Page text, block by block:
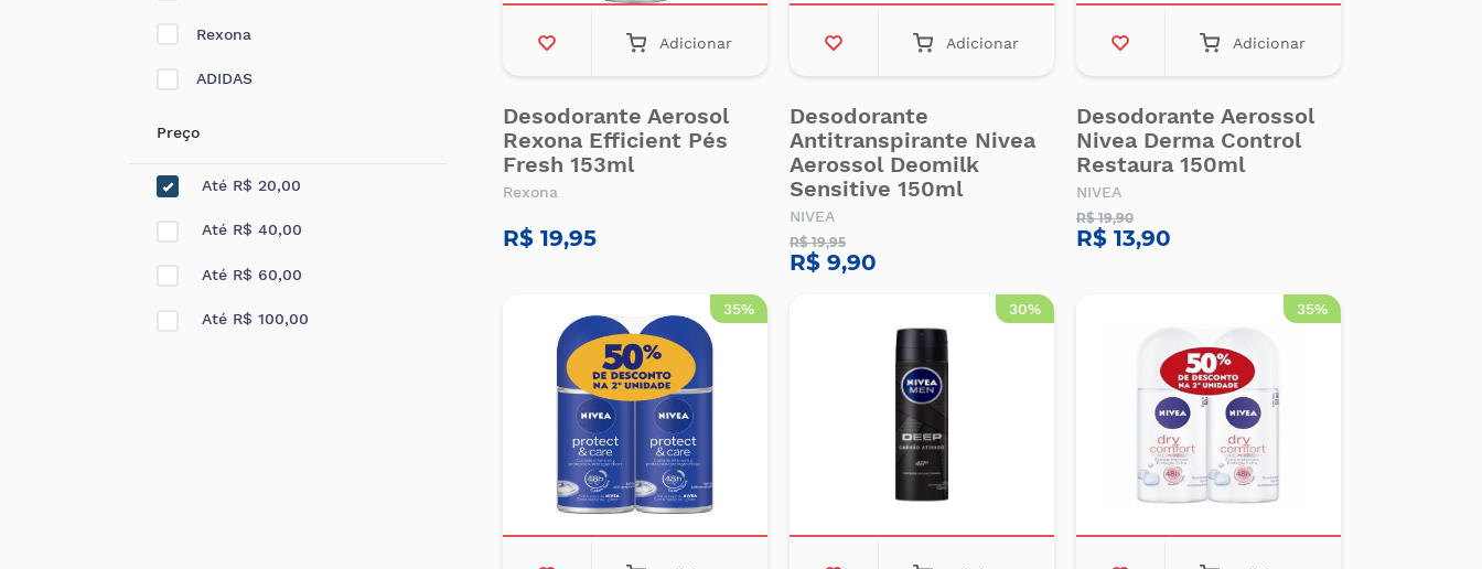
Rexona
ADIDAS
Preço
Até R$ 20,00
Até R$ 40,00
Até R$ 60,00
Até R$ 100,00
Adicionar
Desodorante Aerosol
Rexona Efficient Pés
Fresh 153ml
Rexona
R$ 19,95
Adicionar
Desodorante
Antitranspirante Nivea
Aerossol Deomilk
Sensitive 150ml
NIVEA
R$ 19,95
R$ 9,90
Adicionar
Desodorante Aerossol
Nivea Derma Control
Restaura 150ml
NIVEA
R$ 19,90
R$ 13,90
35% 30% 35%